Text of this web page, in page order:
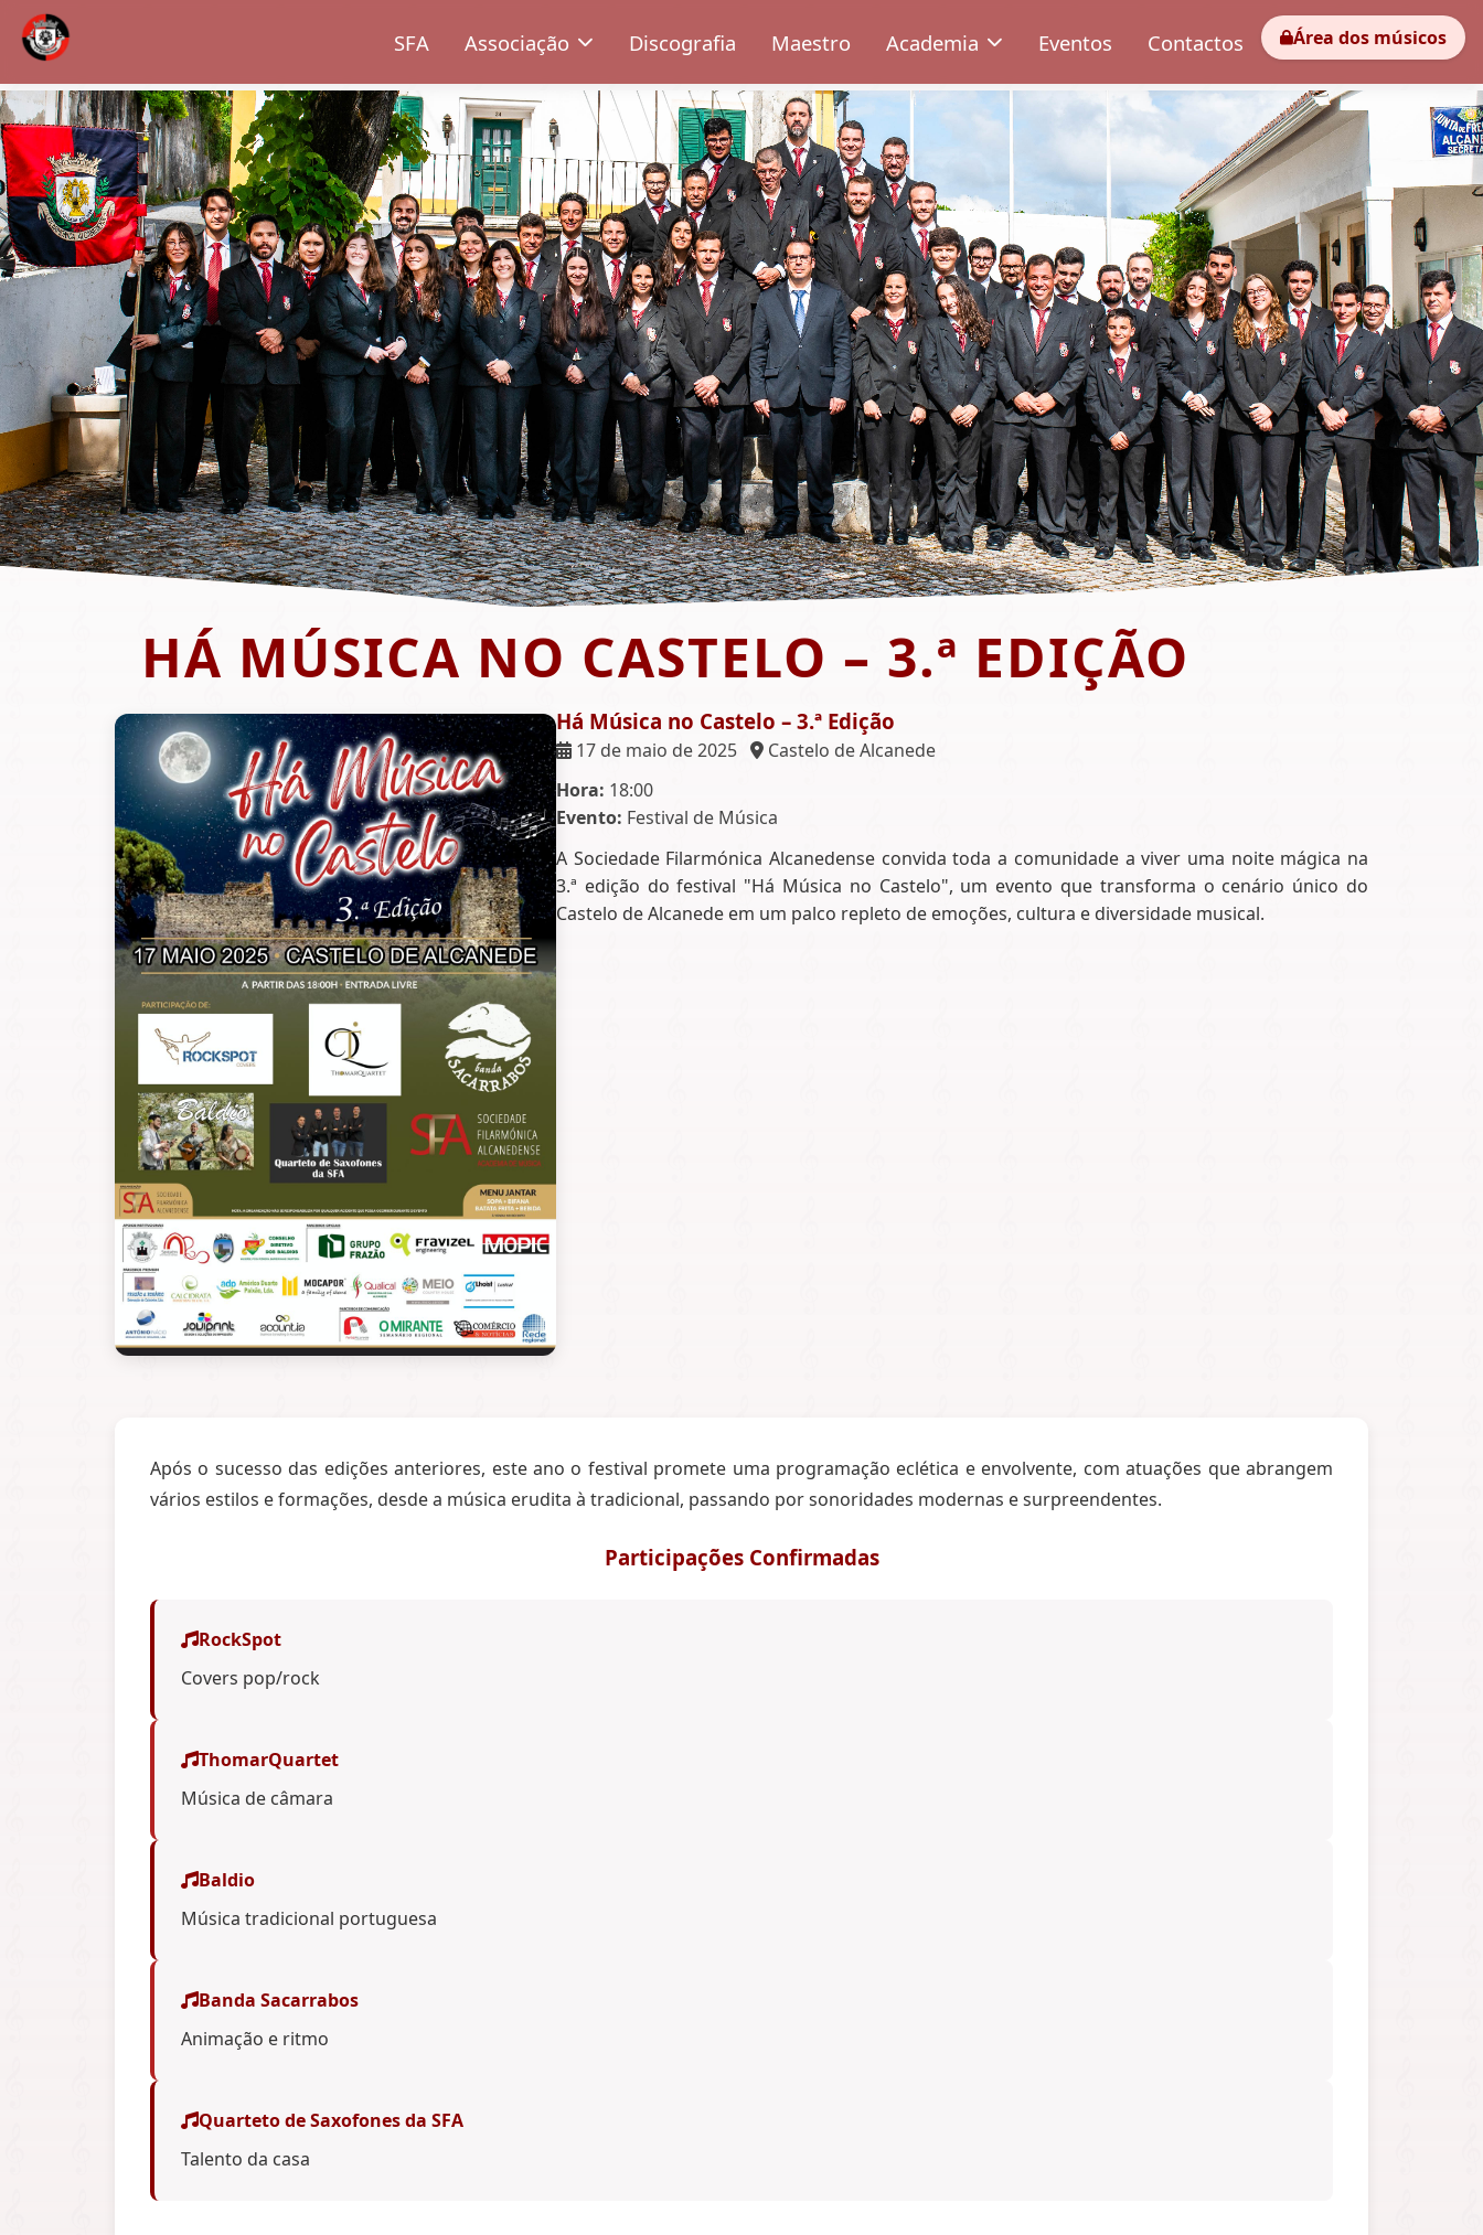
SFA Associação Discografia Maestro Academia Eventos Contactos Área dos músicos
HÁ MÚSICA NO CASTELO – 3.ª EDIÇÃO
Há Música no Castelo – 3.ª Edição
17 de maio de 2025
Castelo de Alcanede
Hora: 18:00
Evento: Festival de Música
A Sociedade Filarmónica Alcanedense convida toda a comunidade a viver uma noite mágica na
3.ª edição do festival "Há Música no Castelo", um evento que transforma o cenário único do
Castelo de Alcanede em um palco repleto de emoções, cultura e diversidade musical.
Após o sucesso das edições anteriores, este ano o festival promete uma programação eclética e envolvente, com atuações que abrangem
vários estilos e formações, desde a música erudita à tradicional, passando por sonoridades modernas e surpreendentes.
Participações Confirmadas
RockSpot
Covers pop/rock
ThomarQuartet
Música de câmara
Baldio
Música tradicional portuguesa
Banda Sacarrabos
Animação e ritmo
Quarteto de Saxofones da SFA
Talento da casa